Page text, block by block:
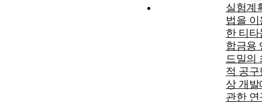
실험계
법을 이
한 티타
합금용
드밀의
적 공구
상 개발
관한 연